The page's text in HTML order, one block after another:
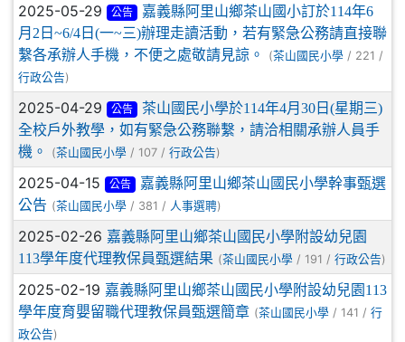
2025-05-29 公告
嘉義縣阿里山鄉茶山國小訂於114年6
月2日~6/4日(一~三)辦理走讀活動，若有緊急公務請直接聯
繫各承辦人手機，不便之處敬請見諒。
(茶山國民小學 / 221 /
行政公告)
2025-04-29 公告
茶山國民小學於114年4月30日(星期三)
全校戶外教學，如有緊急公務聯繫，請洽相關承辦人員手
機。
(茶山國民小學 / 107 / 行政公告)
2025-04-15 公告
嘉義縣阿里山鄉茶山國民小學幹事甄選
公告 (茶山國民小學 / 381 / 人事選聘)
2025-02-26 嘉義縣阿里山鄉茶山國民小學附設幼兒園
113學年度代理教保員甄選結果 (茶山國民小學 / 191 / 行政公告)
2025-02-19 嘉義縣阿里山鄉茶山國民小學附設幼兒園113
學年度育嬰留職代理教保員甄選簡章 (茶山國民小學 / 141 / 行
政公告)